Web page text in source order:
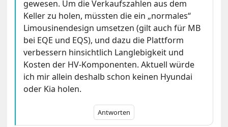
gewesen. Um die Verkaufszahlen aus dem
Keller zu holen, müssten die ein „normales“
Limousinendesign umsetzen (gilt auch für MB
bei EQE und EQS), und dazu die Plattform
verbessern hinsichtlich Langlebigkeit und
Kosten der HV-Komponenten. Aktuell würde
ich mir allein deshalb schon keinen Hyundai
oder Kia holen.
Antworten